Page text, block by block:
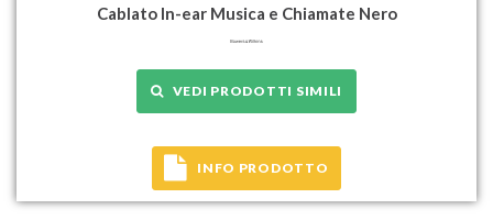
Cablato In-ear Musica e Chiamate Nero
VEDI PRODOTTI SIMILI
INFO PRODOTTO